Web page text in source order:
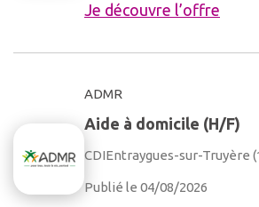
Je découvre l’offre
ADMR
Aide à domicile (H/F)
CDIEntraygues-sur-Truyère
Publié le 04/08/2026